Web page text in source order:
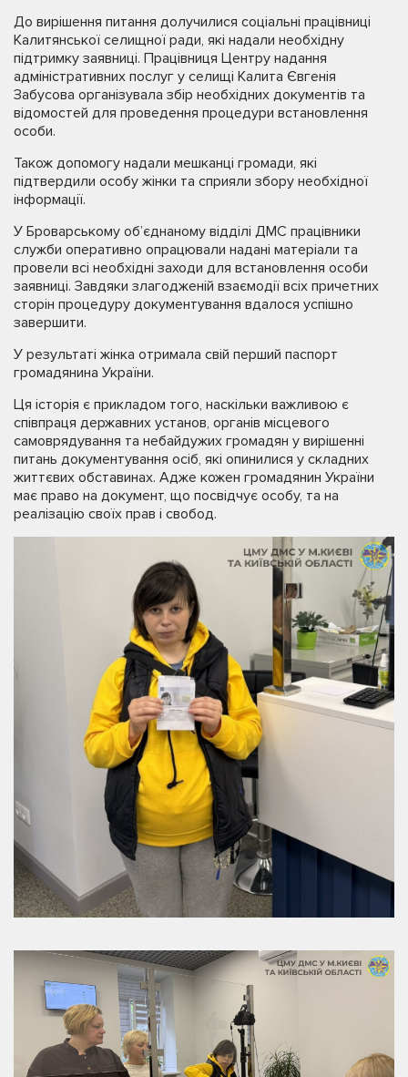
До вирішення питання долучилися соціальні працівниці
Калитянської селищної ради, які надали необхідну
підтримку заявниці. Працівниця Центру надання
адміністративних послуг у селищі Калита Євгенія
Забусова організувала збір необхідних документів та
відомостей для проведення процедури встановлення
особи.
Також допомогу надали мешканці громади, які
підтвердили особу жінки та сприяли збору необхідної
інформації.
У Броварському об’єднаному відділі ДМС працівники
служби оперативно опрацювали надані матеріали та
провели всі необхідні заходи для встановлення особи
заявниці. Завдяки злагодженій взаємодії всіх причетних
сторін процедуру документування вдалося успішно
завершити.
У результаті жінка отримала свій перший паспорт
громадянина України.
Ця історія є прикладом того, наскільки важливою є
співпраця державних установ, органів місцевого
самоврядування та небайдужих громадян у вирішенні
питань документування осіб, які опинилися у складних
життєвих обставинах. Адже кожен громадянин України
має право на документ, що посвідчує особу, та на
реалізацію своїх прав і свобод.